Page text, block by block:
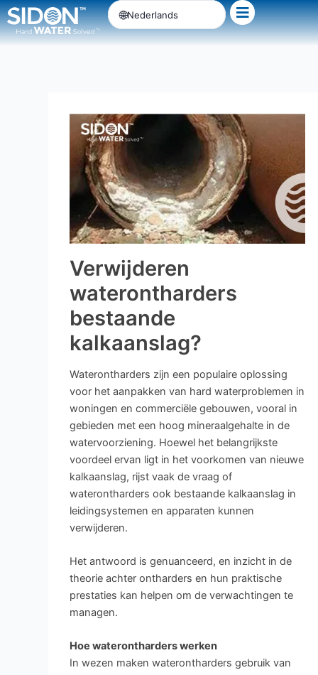
Ga
naar
de
Nederlands
Verwijderen
waterontharders
bestaande
kalkaanslag?
Waterontharders zijn een populaire oplossing
voor het aanpakken van hard waterproblemen in
woningen en commerciële gebouwen, vooral in
gebieden met een hoog mineraalgehalte in de
watervoorziening. Hoewel het belangrijkste
voordeel ervan ligt in het voorkomen van nieuwe
kalkaanslag, rijst vaak de vraag of
waterontharders ook bestaande kalkaanslag in
leidingsystemen en apparaten kunnen
verwijderen.
Het antwoord is genuanceerd, en inzicht in de
theorie achter ontharders en hun praktische
prestaties kan helpen om de verwachtingen te
managen.
Hoe waterontharders werken
In wezen maken waterontharders gebruik van